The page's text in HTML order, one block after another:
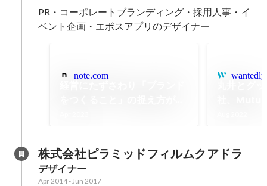
PR・コーポレートブランディング・採用人事・イ
ベント企画・エポスアプリのデザイナー
note.com
株式会社ピラミッドフィルムクアドラ
デザイナー
Apr 2014- Jun 2017